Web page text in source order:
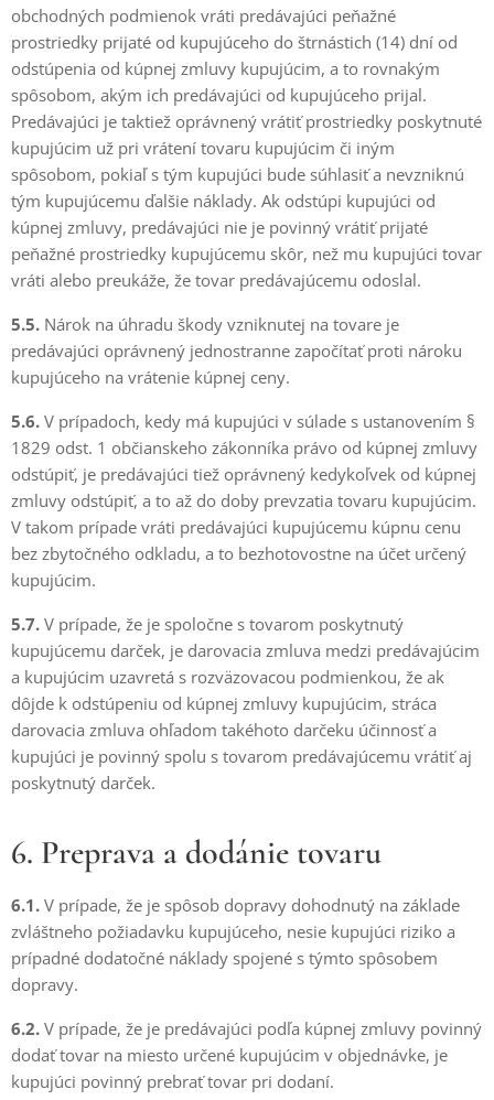
obchodných podmienok vráti predávajúci peňažné
prostriedky prijaté od kupujúceho do štrnástich (14) dní od
odstúpenia od kúpnej zmluvy kupujúcim, a to rovnakým
spôsobom, akým ich predávajúci od kupujúceho prijal.
Predávajúci je taktiež oprávnený vrátiť prostriedky poskytnuté
kupujúcim už pri vrátení tovaru kupujúcim či iným
spôsobom, pokiaľ s tým kupujúci bude súhlasiť a nevzniknú
tým kupujúcemu ďalšie náklady. Ak odstúpi kupujúci od
kúpnej zmluvy, predávajúci nie je povinný vrátiť prijaté
peňažné prostriedky kupujúcemu skôr, než mu kupujúci tovar
vráti alebo preukáže, že tovar predávajúcemu odoslal.
5.5. Nárok na úhradu škody vzniknutej na tovare je
predávajúci oprávnený jednostranne započítať proti nároku
kupujúceho na vrátenie kúpnej ceny.
5.6. V prípadoch, kedy má kupujúci v súlade s ustanovením §
1829 odst. 1 občianskeho zákonníka právo od kúpnej zmluvy
odstúpiť, je predávajúci tiež oprávnený kedykoľvek od kúpnej
zmluvy odstúpiť, a to až do doby prevzatia tovaru kupujúcim.
V takom prípade vráti predávajúci kupujúcemu kúpnu cenu
bez zbytočného odkladu, a to bezhotovostne na účet určený
kupujúcim.
5.7. V prípade, že je spoločne s tovarom poskytnutý
kupujúcemu darček, je darovacia zmluva medzi predávajúcim
a kupujúcim uzavretá s rozväzovacou podmienkou, že ak
dôjde k odstúpeniu od kúpnej zmluvy kupujúcim, stráca
darovacia zmluva ohľadom takéhoto darčeku účinnosť a
kupujúci je povinný spolu s tovarom predávajúcemu vrátiť aj
poskytnutý darček.
6. Preprava a dodánie tovaru
6.1. V prípade, že je spôsob dopravy dohodnutý na základe
zvláštneho požiadavku kupujúceho, nesie kupujúci riziko a
prípadné dodatočné náklady spojené s týmto spôsobem
dopravy.
6.2. V prípade, že je predávajúci podľa kúpnej zmluvy povinný
dodať tovar na miesto určené kupujúcim v objednávke, je
kupujúci povinný prebrať tovar pri dodaní.